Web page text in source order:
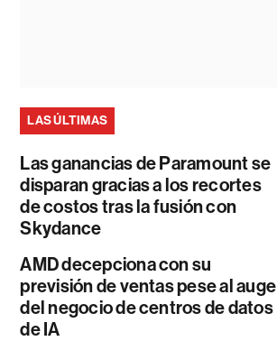
LAS ÚLTIMAS
Las ganancias de Paramount se
disparan gracias a los recortes
de costos tras la fusión con
Skydance
AMD decepciona con su
previsión de ventas pese al auge
del negocio de centros de datos
de IA